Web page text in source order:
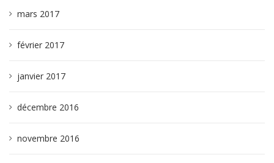
mars 2017
février 2017
janvier 2017
décembre 2016
novembre 2016